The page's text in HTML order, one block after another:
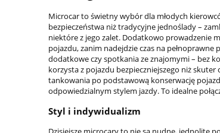
Microcar to świetny wybór dla młodych
bezpieczeństwa niż tradycyjne jednoślady –
niektóre z jego zalet. Dodatkowo prowadzenie
pojazdu, zanim nadejdzie czas na pełnoprawne
dodatkowe czy spotkania ze znajomymi – bez
korzysta z pojazdu bezpieczniejszego niż
tankowania po podstawową konserwację
odpowiedzialnym stylem jazdy. To idealne
Styl i indywidualizm